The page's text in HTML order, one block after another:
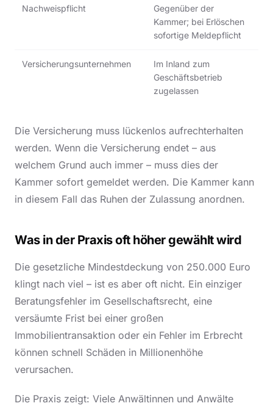
Nachweispflicht
Gegenüber der
Kammer; bei Erlöschen
sofortige Meldepflicht
Versicherungsunternehmen
Im Inland zum
Geschäftsbetrieb
zugelassen
Die Versicherung muss lückenlos aufrechterhalten
werden. Wenn die Versicherung endet – aus
welchem Grund auch immer – muss dies der
Kammer sofort gemeldet werden. Die Kammer kann
in diesem Fall das Ruhen der Zulassung anordnen.
Was in der Praxis oft höher gewählt wird
Die gesetzliche Mindestdeckung von 250.000 Euro
klingt nach viel – ist es aber oft nicht. Ein einziger
Beratungsfehler im Gesellschaftsrecht, eine
versäumte Frist bei einer großen
Immobilientransaktion oder ein Fehler im Erbrecht
können schnell Schäden in Millionenhöhe
verursachen.
Die Praxis zeigt: Viele Anwältinnen und Anwälte